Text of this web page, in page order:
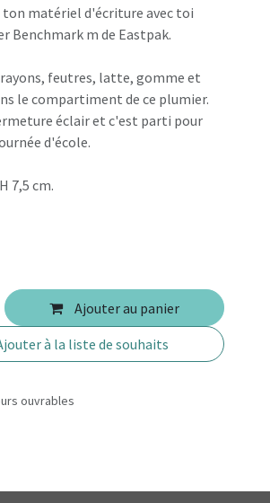
matériel d'écriture avec toi
Benchmark m de Eastpak.
feutres, latte, gomme et
le compartiment de ce plumier.
éclair et c'est parti pour
d'école.
7,5 cm.
Ajouter au panier
à la liste de souhaits
ouvrables